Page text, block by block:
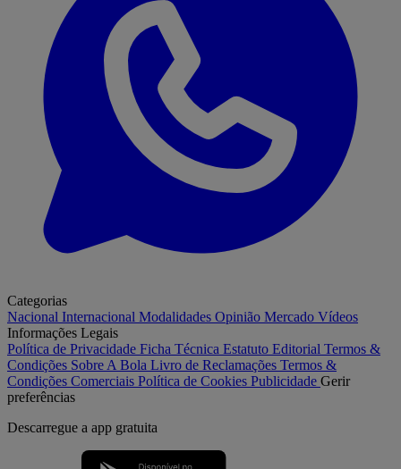
Categorias
Nacional Internacional Modalidades Opinião Mercado Vídeos
Informações Legais
Política de Privacidade Ficha Técnica Estatuto Editorial Termos &
Condições Sobre A Bola Livro de Reclamações Termos &
Condições Comerciais Política de Cookies Publicidade Gerir
preferências
Descarregue a app gratuita